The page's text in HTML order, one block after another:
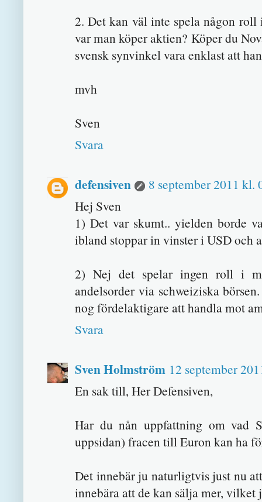
2. Det kan väl inte spela någon
var man köper aktien? Köper du
svensk synvinkel vara enklast att
mvh
Sven
Svara
defensiven
8 september 2011 kl.
Hej Sven
1) Det var skumt.. yielden borde
ibland stoppar in vinster i USD och
2) Nej det spelar ingen roll i
andelsorder via schweiziska
nog fördelaktigare att handla mot
Svara
Sven Holmström 12 september
En sak till, Her Defensiven,
Har du nån uppfattning om vad
uppsidan) fracen till Euron kan ha
Det innebär ju naturligtvis just nu
innebära att de kan sälja mer, vilket